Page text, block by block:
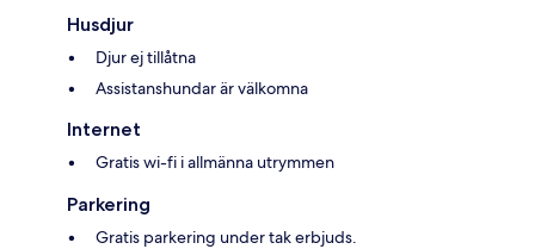
Husdjur
Djur ej tillåtna
Assistanshundar är välkomna
Internet
Gratis wi-fi i allmänna utrymmen
Parkering
Gratis parkering under tak erbjuds.